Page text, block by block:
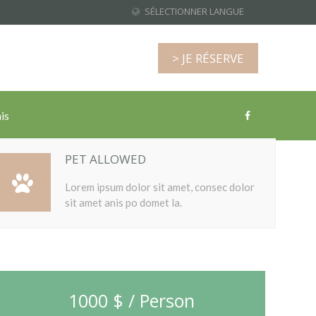
SÉLECTIONNER LANGUE
> JE RÉSERVE
PET ALLOWED
Lorem ipsum dolor sit amet, consec dolor
sit amet anis po domet la.
1000 $ / Person